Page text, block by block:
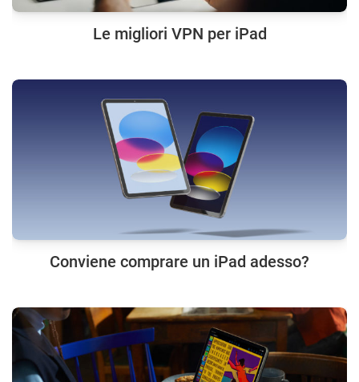
Le migliori VPN per iPad
Conviene comprare un iPad adesso?